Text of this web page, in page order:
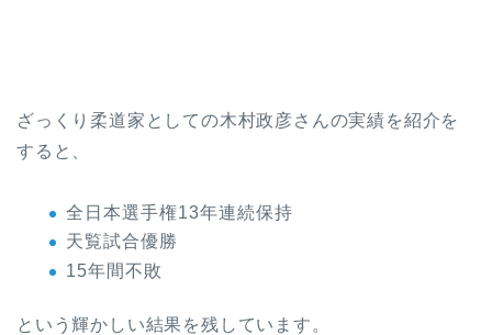
ざっくり柔道家としての木村政彦さんの実績を紹介を
すると、
全日本選手権13年連続保持
天覧試合優勝
15年間不敗
という輝かしい結果を残しています。